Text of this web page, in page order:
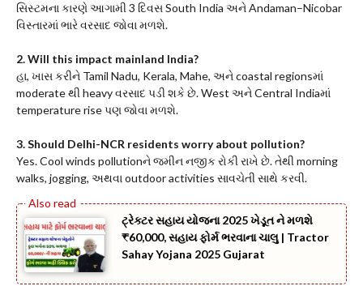
સિસ્ટમના કારણે આગામી 3 દિવસ South India અને Andaman–Nicobar
વિસ્તારમાં ભારે વરસાદ જોવા મળશે.
2. Will this impact mainland India?
હા, ખાસ કરીને Tamil Nadu, Kerala, Mahe, અને coastal regionsમાં
moderate થી heavy વરસાદ પડી શકે છે. West અને Central Indiaમાં
temperature rise પણ જોવા મળશે.
3. Should Delhi-NCR residents worry about pollution?
Yes. Cool winds pollutionને જમીન નજીક રોકી રાખે છે. તેથી morning
walks, jogging, અથવા outdoor activities સાવચેતી સાથે કરવી.
ટ્રેક્ટર સહાય યોજના 2025 ખેડૂત ને મળશે
₹60,000, સહાય ફોર્મ ભરવાના ચાલુ | Tractor
Sahay Yojana 2025 Gujarat